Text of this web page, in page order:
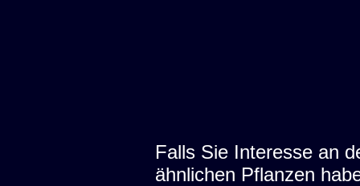
Falls Sie Interesse an
ähnlichen Pflanzen